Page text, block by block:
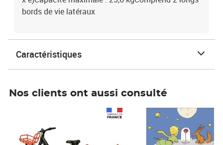
bords de vie latéraux
Caractéristiques
Nos clients ont aussi consulté
Prix 7,50€